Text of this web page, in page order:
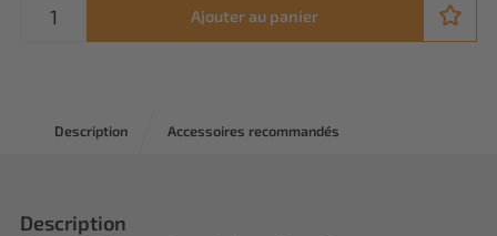
Ajouter au panier
Description Accessoires recommandés
Description